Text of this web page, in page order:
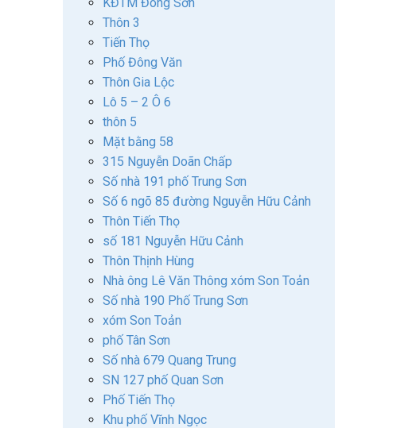
Thôn 3
Tiến Thọ
Phố Đông Văn
Thôn Gia Lộc
Lô 5 – 2 Ô 6
thôn 5
Mặt bằng 58
315 Nguyễn Doãn Chấp
Số nhà 191 phố Trung Sơn
Số 6 ngõ 85 đường Nguyễn Hữu Cảnh
Thôn Tiến Thọ
số 181 Nguyễn Hữu Cảnh
Thôn Thịnh Hùng
Nhà ông Lê Văn Thông xóm Son Toản
Số nhà 190 Phố Trung Sơn
xóm Son Toản
phố Tân Sơn
Số nhà 679 Quang Trung
SN 127 phố Quan Sơn
Phố Tiến Thọ
Khu phố Vĩnh Ngọc